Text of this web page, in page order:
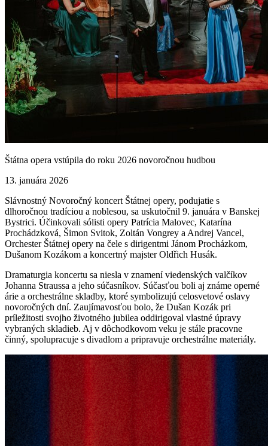
Štátna opera vstúpila do roku 2026 novoročnou hudbou
13. januára 2026
Slávnostný Novoročný koncert Štátnej opery, podujatie s
dlhoročnou tradíciou a noblesou, sa uskutočnil 9. januára v Banskej
Bystrici. Účinkovali sólisti opery Patrícia Malovec, Katarína
Prochádzková, Šimon Svitok, Zoltán Vongrey a Andrej Vancel,
Orchester Štátnej opery na čele s dirigentmi Jánom Procházkom,
Dušanom Kozákom a koncertný majster Oldřich Husák.
Dramaturgia koncertu sa niesla v znamení viedenských valčíkov
Johanna Straussa a jeho súčasníkov. Súčasťou boli aj známe operné
árie a orchestrálne skladby, ktoré symbolizujú celosvetové oslavy
novoročných dní. Zaujímavosťou bolo, že Dušan Kozák pri
príležitosti svojho životného jubilea oddirigoval vlastné úpravy
vybraných skladieb. Aj v dôchodkovom veku je stále pracovne
činný, spolupracuje s divadlom a pripravuje orchestrálne materiály.